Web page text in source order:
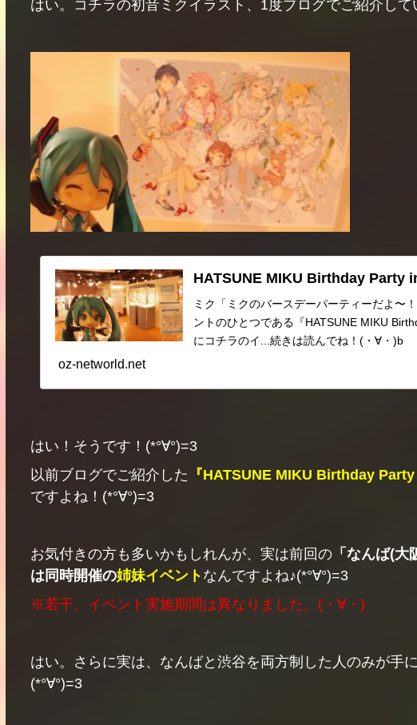
はい。コチラの初音ミクイラスト、1度ブログでご紹介し
HATSUNE MIKU Birthday Party
ミク「ミクのバースデーパーティーだよ〜
ントのひとつである『HATSUNE MIKU
にコチラのイ...続きは読んでね！(・∀・)b
oz-networld.net
はい！そうです！(*°∀°)=3
以前ブログでご紹介した 『HATSUNE MIKU Birthday
ですよね！(*°∀°)=3
お気付きの方も多いかもしれんが、実は前回の「なんば(大
は同時開催の姉妹イベント なんですよね♪(*°∀°)=3
※若干、イベント実施期間は異なりました。(・∀・)
はい。さらに実は、なんばと渋谷を両方制した人のみが手
(*°∀°)=3